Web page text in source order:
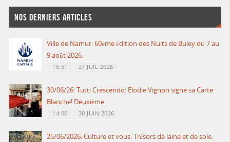
NOS DERNIERS ARTICLES
Ville de Namur: 60ème édition des Nuits de Buley du 7 au
9 août 2026.
15:51 27 JUIL 2026
30/06/26: Tutti Crescendo: Elodie Vignon signe sa Carte
Blanche! Deuxième.
14:00 30 JUIN 2026
25/06/2026: Culture et vous: Trésors de laine et de soie.